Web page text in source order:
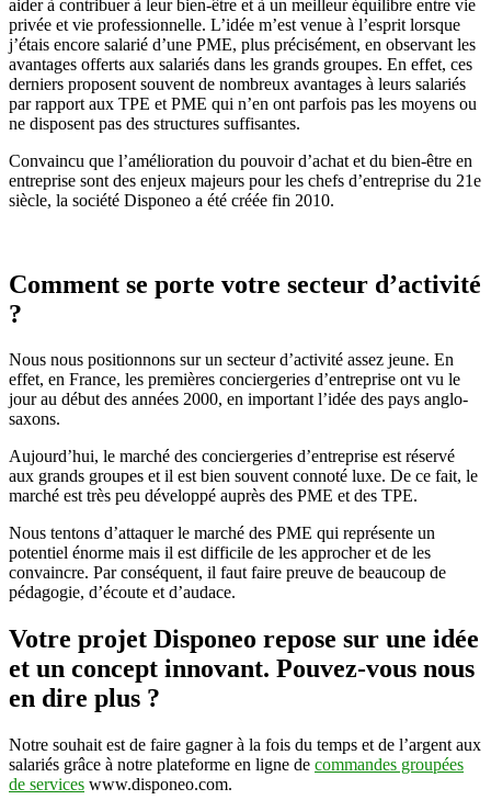
aider à contribuer à leur bien-être et à un meilleur équilibre entre vie
privée et vie professionnelle. L’idée m’est venue à l’esprit lorsque
j’étais encore salarié d’une PME, plus précisément, en observant les
avantages offerts aux salariés dans les grands groupes. En effet, ces
derniers proposent souvent de nombreux avantages à leurs salariés
par rapport aux TPE et PME qui n’en ont parfois pas les moyens ou
ne disposent pas des structures suffisantes.
Convaincu que l’amélioration du pouvoir d’achat et du bien-être en
entreprise sont des enjeux majeurs pour les chefs d’entreprise du 21e
siècle, la société Disponeo a été créée fin 2010.
Comment se porte votre secteur d’activité
?
Nous nous positionnons sur un secteur d’activité assez jeune. En
effet, en France, les premières conciergeries d’entreprise ont vu le
jour au début des années 2000, en important l’idée des pays anglo-
saxons.
Aujourd’hui, le marché des conciergeries d’entreprise est réservé
aux grands groupes et il est bien souvent connoté luxe. De ce fait, le
marché est très peu développé auprès des PME et des TPE.
Nous tentons d’attaquer le marché des PME qui représente un
potentiel énorme mais il est difficile de les approcher et de les
convaincre. Par conséquent, il faut faire preuve de beaucoup de
pédagogie, d’écoute et d’audace.
Votre projet Disponeo repose sur une idée
et un concept innovant. Pouvez-vous nous
en dire plus ?
Notre souhait est de faire gagner à la fois du temps et de l’argent aux
salariés grâce à notre plateforme en ligne de commandes groupées
de services www.disponeo.com.